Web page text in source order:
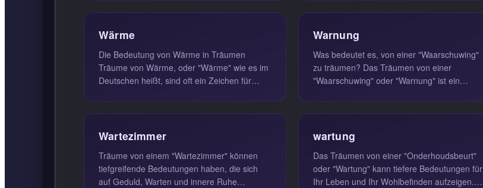
Wärme
Die Bedeutung von Wärme in Träumen
Träume von Wärme, oder "Wärme" wie es im
Deutschen heißt, sind oft ein Zeichen für
Warnung
Was bedeutet es, von einer "Waarschuwing"
zu träumen? Das Träumen von einer
"Waarschuwing" oder "Warnung" ist ein
Wartezimmer
Träume von einem "Wartezimmer" können
tiefgreifende Bedeutungen haben, die sich
auf Geduld, Warten und innere Ruhe
wartung
Das Träumen von einer "Onderhoudsbeurt"
oder "Wartung" kann tiefere Bedeutungen für
Ihr Leben und Ihr Wohlbefinden aufzeigen.